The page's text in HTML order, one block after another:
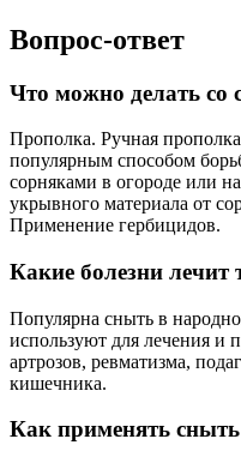
Вопрос-ответ
Что можно делать со
Прополка. Ручная
популярным способом
сорняками в огороде или
укрывного материала от
Применение гербицидов.
Какие болезни лечит
Популярна сныть в
используют для лечения и
артрозов, ревматизма,
кишечника.
Как применять сныть